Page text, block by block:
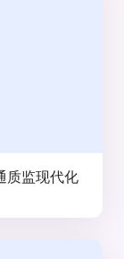
质监现代化